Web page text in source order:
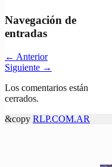
Navegación de
entradas
← Anterior
Siguiente →
Los comentarios están
cerrados.
&copy RLP.COM.AR